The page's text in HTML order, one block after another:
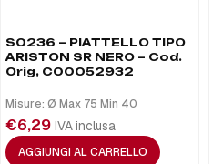
S0236 – PIATTELLO TIPO
ARISTON SR NERO – Cod.
Orig, C00052932
Misure: Ø Max 75 Min 40
€6,29 IVA inclusa
AGGIUNGI AL CARRELLO